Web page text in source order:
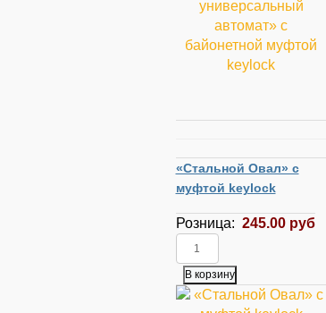
«Стальной Овал» с
муфтой keylock
Розница: 245.00 руб